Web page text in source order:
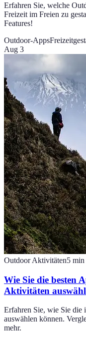
Erfahren Sie, welche
Freizeit im Freien zu
Features!
Outdoor-Apps
Aug 3
Outdoor Aktivitäten5 min
Wie Sie die besten
Aktivitäten
Erfahren Sie, wie Sie
auswählen können.
mehr.